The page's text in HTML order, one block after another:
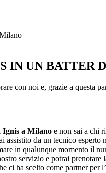
UN BATTER
con noi e, grazie a questa
Ignis a Milano e non sai a chi
da un tecnico esperto
in qualunque momento il
servizio e potrai
ci ha scelto come partner per l’